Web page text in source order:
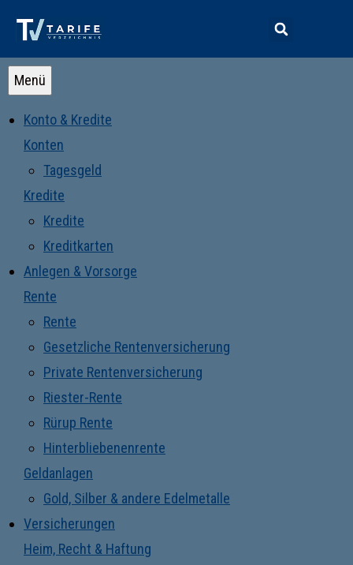
Menü
Konto & Kredite
Konten
Tagesgeld
Kredite
Kredite
Kreditkarten
Anlegen & Vorsorge
Rente
Rente
Gesetzliche Rentenversicherung
Private Rentenversicherung
Riester-Rente
Rürup Rente
Hinterbliebenenrente
Geldanlagen
Gold, Silber & andere Edelmetalle
Versicherungen
Heim, Recht & Haftung